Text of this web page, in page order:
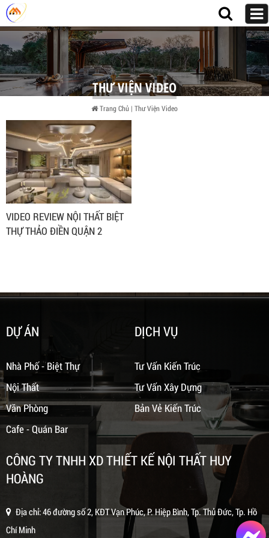
THƯ VIỆN VIDEO
Trang Chủ | Thư Viện Video
VIDEO REVIEW NỘI THẤT BIỆT
THỰ THẢO ĐIỀN QUẬN 2
DỰ ÁN
Nhà Phố - Biệt Thự
Nội Thất
Văn Phòng
Cafe - Quán Bar
DỊCH VỤ
Tư Vấn Kiến Trúc
Tư Vấn Xây Dựng
Bản Vẻ Kiến Trúc
CÔNG TY TNHH XD THIẾT KẾ NỘI THẤT HUY
HOÀNG
Địa chỉ: 46 đường số 2, KĐT Vạn Phúc, P. Hiệp Bình, Tp. Thủ Đức, Tp. Hồ
Chí Minh